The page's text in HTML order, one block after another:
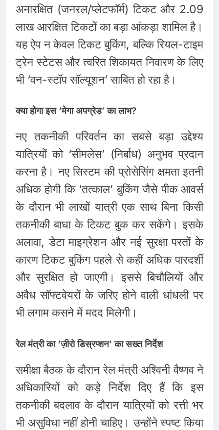
अनारक्षित (जनरल/प्लेटफॉर्म) टिकट और 2.09
लाख आरक्षित टिकटों का बड़ा आंकड़ा शामिल है।
यह ऐप न केवल टिकट बुकिंग, बल्कि रियल-टाइम
ट्रेन स्टेटस और त्वरित शिकायत निवारण के लिए
भी ‘वन-स्टॉप सॉल्यूशन’ साबित हो रहा है।
क्या होगा इस ‘मेगा अपग्रेड’ का लाभ?
नए तकनीकी परिवर्तन का सबसे बड़ा उद्देश्य
यात्रियों को ‘सीमलेस’ (निर्बाध) अनुभव प्रदान
करना है। नए सिस्टम की प्रोसेसिंग क्षमता इतनी
अधिक होगी कि ‘तत्काल’ बुकिंग जैसे पीक आवर्स
के दौरान भी लाखों यात्री एक साथ बिना किसी
तकनीकी बाधा के टिकट बुक कर सकेंगे। इसके
अलावा, डेटा माइग्रेशन और नई सुरक्षा परतों के
कारण टिकट बुकिंग पहले से कहीं अधिक पारदर्शी
और सुरक्षित हो जाएगी। इससे बिचौलियों और
अवैध सॉफ्टवेयरों के जरिए होने वाली धांधली पर
भी लगाम कसने में मदद मिलेगी।
रेल मंत्री का ‘ज़ीरो डिस्रप्शन’ का सख्त निर्देश
समीक्षा बैठक के दौरान रेल मंत्री अश्विनी वैष्णव ने
अधिकारियों को कड़े निर्देश दिए हैं कि इस
तकनीकी बदलाव के दौरान यात्रियों को रत्ती भर
भी असुविधा नहीं होनी चाहिए। उन्होंने स्पष्ट किया